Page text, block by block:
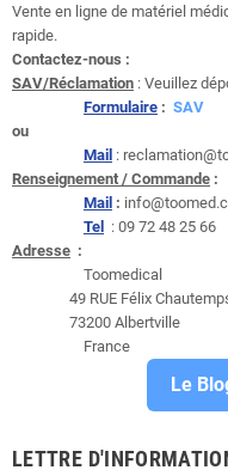
Vente en ligne de matériel
rapide.
Contactez-nous :
SAV/Réclamation : Veuillez
Formulaire : SAV
ou
Mail :
Renseignement / Commande :
Mail :
Tel : 09 72 48 25 66
Adresse :
Toomedical
49 RUE Félix
73200 Albertville
France
Le
LETTRE